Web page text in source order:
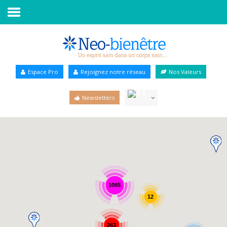
Annuaire Bien-être
Espace Pro Rejoignez notre réseau Nos Valeurs
Newsletters
1085
263
12